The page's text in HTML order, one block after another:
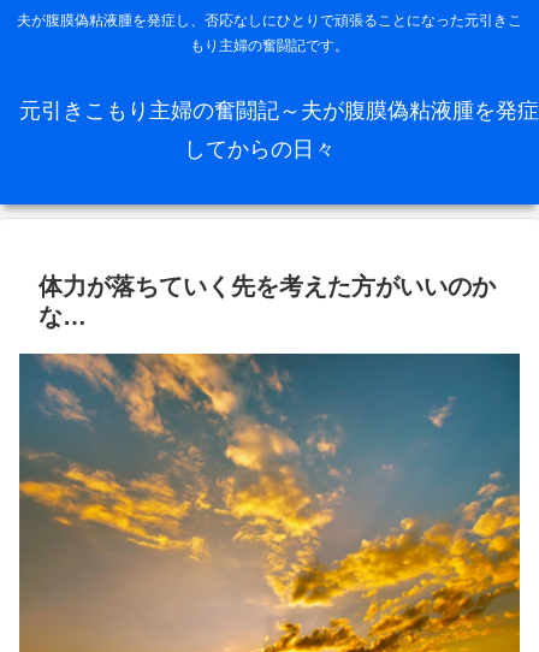
夫が腹膜偽粘液腫を発症し、否応なしにひとりで頑張ることになった元引きこ
もり主婦の奮闘記です。
元引きこもり主婦の奮闘記～夫が腹膜偽粘液腫を発症
してからの日々
体力が落ちていく先を考えた方がいいのか
な…